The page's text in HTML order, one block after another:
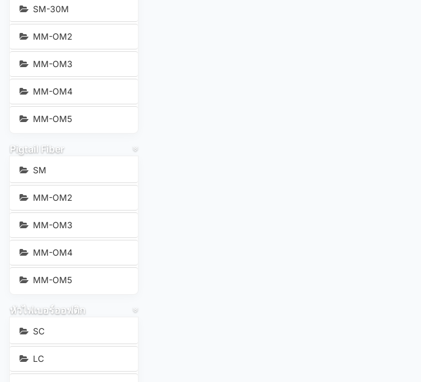
SM-30M
MM-OM2
MM-OM3
MM-OM4
MM-OM5
Pigtail Fiber
SM
MM-OM2
MM-OM3
MM-OM4
MM-OM5
หัวไฟเบอร์ออฟติก
SC
LC